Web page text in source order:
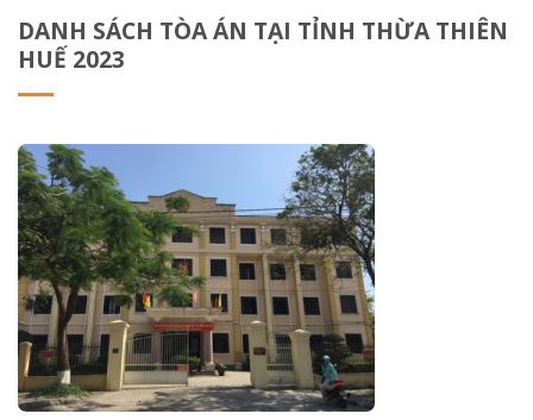
DANH SÁCH TÒA ÁN TẠI TỈNH THỪA THIÊN
HUẾ 2023